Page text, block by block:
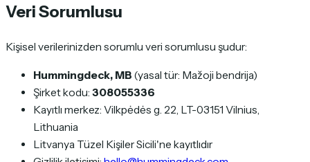
Veri Sorumlusu
Kişisel verilerinizden sorumlu veri sorumlusu şudur:
Hummingdeck, MB (yasal tür: Mažoji bendrija)
Şirket kodu: 308055336
Kayıtlı merkez: Vilkpėdės g. 22, LT-03151 Vilnius,
Lithuania
Litvanya Tüzel Kişiler Sicili'ne kayıtlıdır